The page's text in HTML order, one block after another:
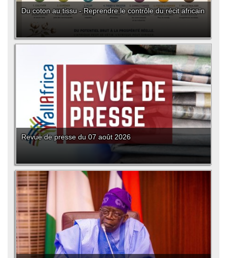
Du coton au tissu - Reprendre le contrôle du récit africain
Revue de presse du 07 août 2026